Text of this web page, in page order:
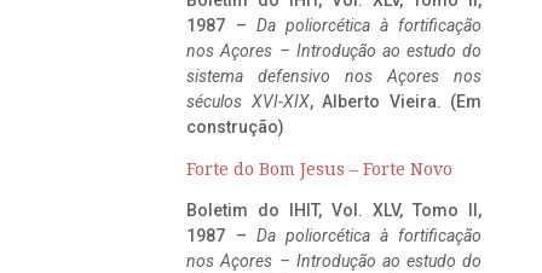
1987 – Da poliorcética à fortificação
nos Açores – Introdução ao estudo do
sistema defensivo nos Açores nos
séculos XVI-XIX, Alberto Vieira. (Em
construção)
Forte do Bom Jesus – Forte Novo
Boletim do IHIT, Vol. XLV, Tomo II,
1987 – Da poliorcética à fortificação
nos Açores – Introdução ao estudo do